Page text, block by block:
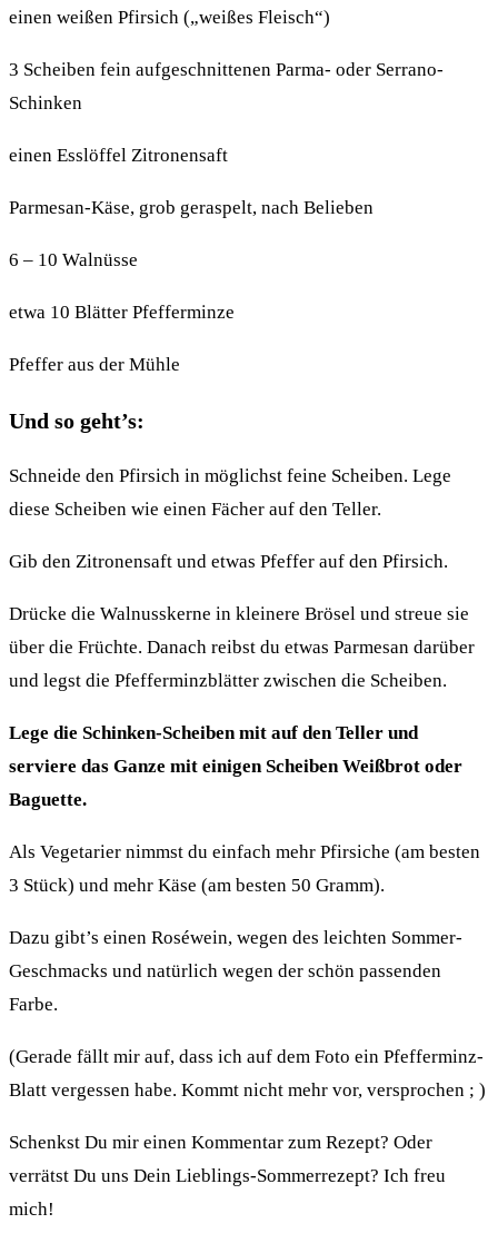
einen weißen Pfirsich („weißes Fleisch“)
3 Scheiben fein aufgeschnittenen Parma- oder Serrano-
Schinken
einen Esslöffel Zitronensaft
Parmesan-Käse, grob geraspelt, nach Belieben
6 – 10 Walnüsse
etwa 10 Blätter Pfefferminze
Pfeffer aus der Mühle
Und so geht’s:
Schneide den Pfirsich in möglichst feine Scheiben. Lege
diese Scheiben wie einen Fächer auf den Teller.
Gib den Zitronensaft und etwas Pfeffer auf den Pfirsich.
Drücke die Walnusskerne in kleinere Brösel und streue sie
über die Früchte. Danach reibst du etwas Parmesan darüber
und legst die Pfefferminzblätter zwischen die Scheiben.
Lege die Schinken-Scheiben mit auf den Teller und
serviere das Ganze mit einigen Scheiben Weißbrot oder
Baguette.
Als Vegetarier nimmst du einfach mehr Pfirsiche (am besten
3 Stück) und mehr Käse (am besten 50 Gramm).
Dazu gibt’s einen Roséwein, wegen des leichten Sommer-
Geschmacks und natürlich wegen der schön passenden
Farbe.
(Gerade fällt mir auf, dass ich auf dem Foto ein Pfefferminz-
Blatt vergessen habe. Kommt nicht mehr vor, versprochen ; )
Schenkst Du mir einen Kommentar zum Rezept? Oder
verrätst Du uns Dein Lieblings-Sommerrezept? Ich freu
mich!